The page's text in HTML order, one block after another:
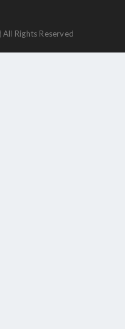
Rights Reserved